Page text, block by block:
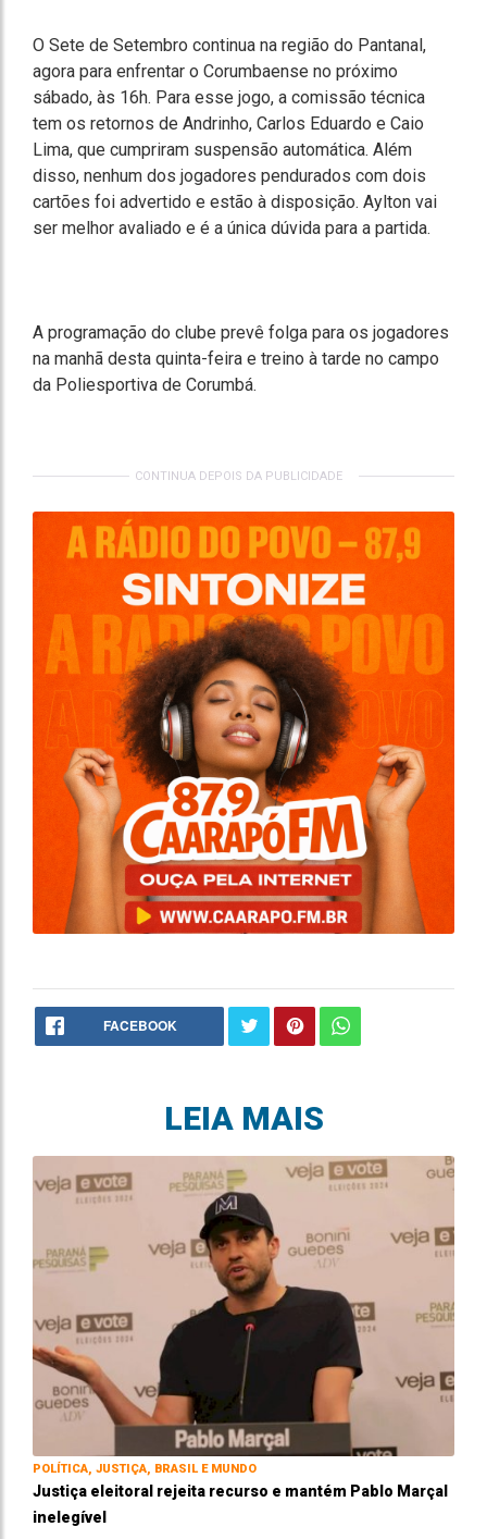
O Sete de Setembro continua na região do Pantanal,
agora para enfrentar o Corumbaense no próximo
sábado, às 16h. Para esse jogo, a comissão técnica
tem os retornos de Andrinho, Carlos Eduardo e Caio
Lima, que cumpriram suspensão automática. Além
disso, nenhum dos jogadores pendurados com dois
cartões foi advertido e estão à disposição. Aylton vai
ser melhor avaliado e é a única dúvida para a partida.
A programação do clube prevê folga para os jogadores
na manhã desta quinta-feira e treino à tarde no campo
da Poliesportiva de Corumbá.
CONTINUA DEPOIS DA PUBLICIDADE
FACEBOOK
LEIA MAIS
POLÍTICA, JUSTIÇA, BRASIL E MUNDO
Justiça eleitoral rejeita recurso e mantém Pablo Marçal
inelegível